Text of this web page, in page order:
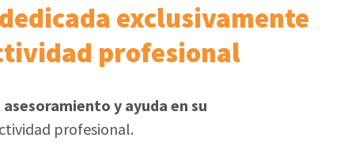
exclusivamente
profesional
y ayuda en su
profesional.